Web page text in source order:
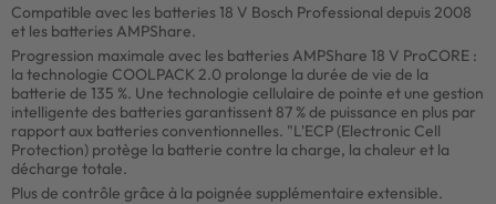
Compatible avec les batteries 18 V Bosch Professional depuis 2008
et les batteries AMPShare.
Progression maximale avec les batteries AMPShare 18 V ProCORE :
la technologie COOLPACK 2.0 prolonge la durée de vie de la
batterie de 135 %. Une technologie cellulaire de pointe et une gestion
intelligente des batteries garantissent 87 % de puissance en plus par
rapport aux batteries conventionnelles. "L'ECP (Electronic Cell
Protection) protège la batterie contre la charge, la chaleur et la
décharge totale.
Plus de contrôle grâce à la poignée supplémentaire extensible.